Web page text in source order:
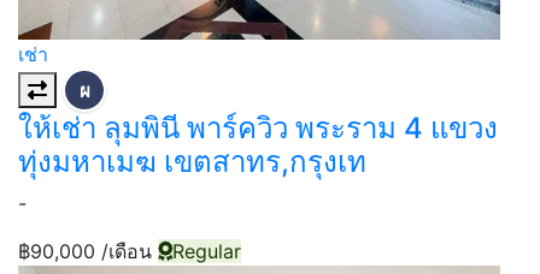
เช่า
ผ
ให้เช่า ลุมพินี พาร์ควิว พระราม 4 แขวง
ทุ่งมหาเมฆ เขตสาทร,กรุงเท
-
฿90,000 /เดือน Regular